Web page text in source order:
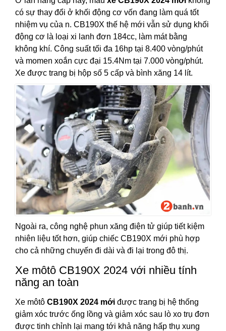
có sự thay đổi ở khối động cơ vốn đang làm quá tốt
nhiệm vụ của n. CB190X thế hệ mới vẫn sử dụng khối
động cơ là loại xi lanh đơn 184cc, làm mát bằng
không khí. Công suất tối đa 16hp tại 8.400 vòng/phút
và momen xoắn cực đại 15.4Nm tại 7.000 vòng/phút.
Xe được trang bị hộp số 5 cấp và bình xăng 14 lít.
Ngoài ra, công nghệ phun xăng điện tử giúp tiết kiệm
nhiên liệu tốt hơn, giúp chiếc CB190X mới phù hợp
cho cả những chuyến đi dài và đi lại trong đô thị.
Xe môtô CB190X 2024 với nhiều tính
năng an toàn
Xe môtô CB190X 2024 mới được trang bị hệ thống
giảm xóc trước ống lồng và giảm xóc sau lò xo trụ đơn
được tinh chỉnh lại mang tới khả năng hấp thụ xung